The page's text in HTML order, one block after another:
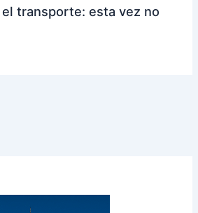
transporte: esta vez no